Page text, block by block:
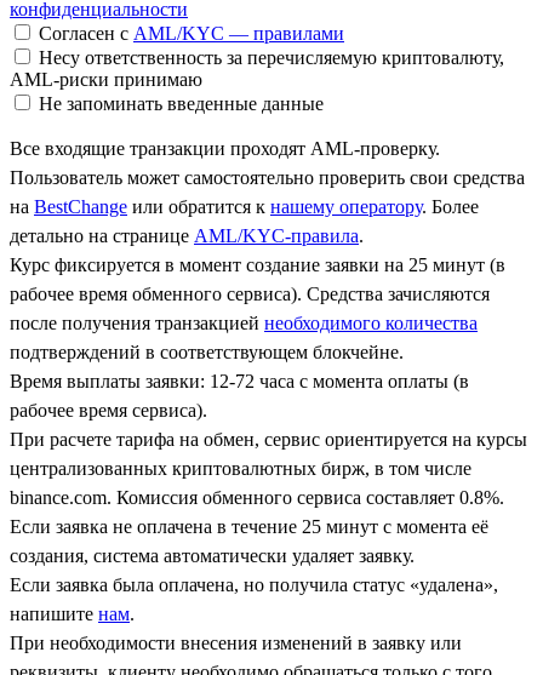
конфиденциальности
Согласен с AML/KYC — правилами
Несу ответственность за перечисляемую криптовалюту,
AML-риски принимаю
Не запоминать введенные данные
Все входящие транзакции проходят AML-проверку.
Пользователь может самостоятельно проверить свои средства
на BestChange или обратится к нашему оператору. Более
детально на странице AML/KYC-правила.
Курс фиксируется в момент создание заявки на 25 минут (в
рабочее время обменного сервиса). Средства зачисляются
после получения транзакцией необходимого количества
подтверждений в соответствующем блокчейне.
Время выплаты заявки: 12-72 часа с момента оплаты (в
рабочее время сервиса).
При расчете тарифа на обмен, сервис ориентируется на курсы
централизованных криптовалютных бирж, в том числе
binance.com. Комиссия обменного сервиса составляет 0.8%.
Если заявка не оплачена в течение 25 минут с момента её
создания, система автоматически удаляет заявку.
Если заявка была оплачена, но получила статус «удалена»,
напишите нам.
При необходимости внесения изменений в заявку или